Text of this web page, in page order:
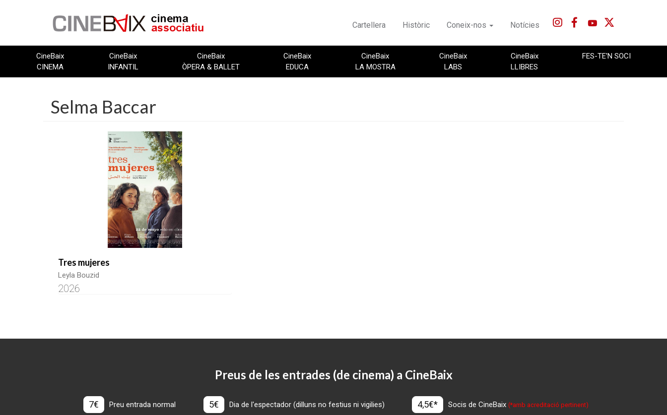
Cartellera Històric Coneix-nos Notícies
CineBaix
CINEMA
CineBaix
INFANTIL
CineBaix
ÒPERA & BALLET
CineBaix
EDUCA
CineBaix
LA MOSTRA
CineBaix
LABS
CineBaix
LLIBRES
FES-TE'N SOCI
Selma Baccar
Tres mujeres
Leyla Bouzid
2026
Preus de les entrades (de cinema) a CineBaix
7€ Preu entrada normal 5€ Dia de l'espectador (dilluns no festius ni vigilies) 4,5€* Socis de CineBaix(*amb acreditació pertinent)